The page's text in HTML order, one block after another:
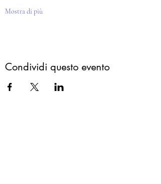
Mostra di più
Condividi questo evento